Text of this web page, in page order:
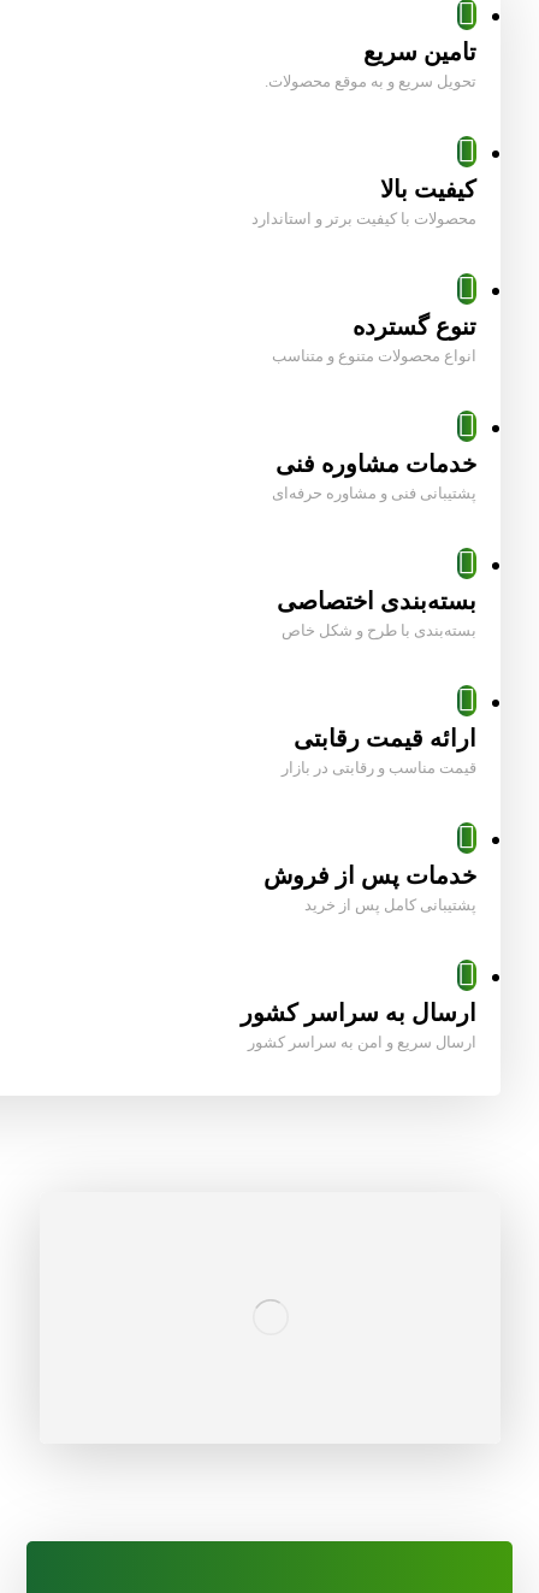
تامین سریع
تحویل سریع و به موقع محصولات.
کیفیت بالا
محصولات با کیفیت برتر و استاندارد
تنوع گسترده
انواع محصولات متنوع و متناسب
خدمات مشاوره فنی
پشتیبانی فنی و مشاوره حرفه‌ای
بسته‌بندی اختصاصی
بسته‌بندی با طرح و شکل خاص
ارائه قیمت رقابتی
قیمت مناسب و رقابتی در بازار
خدمات پس از فروش
پشتیبانی کامل پس از خرید
ارسال به سراسر کشور
ارسال سریع و امن به سراسر کشور